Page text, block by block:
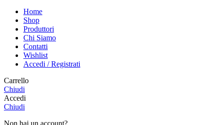
Home
Shop
Produttori
Chi Siamo
Contatti
Wishlist
Accedi / Registrati
Carrello
Chiudi
Accedi
Chiudi